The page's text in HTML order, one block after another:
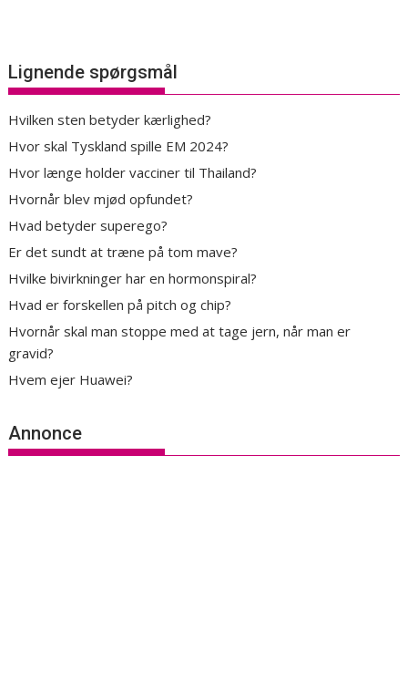
Lignende spørgsmål
Hvilken sten betyder kærlighed?
Hvor skal Tyskland spille EM 2024?
Hvor længe holder vacciner til Thailand?
Hvornår blev mjød opfundet?
Hvad betyder superego?
Er det sundt at træne på tom mave?
Hvilke bivirkninger har en hormonspiral?
Hvad er forskellen på pitch og chip?
Hvornår skal man stoppe med at tage jern, når man er
gravid?
Hvem ejer Huawei?
Annonce